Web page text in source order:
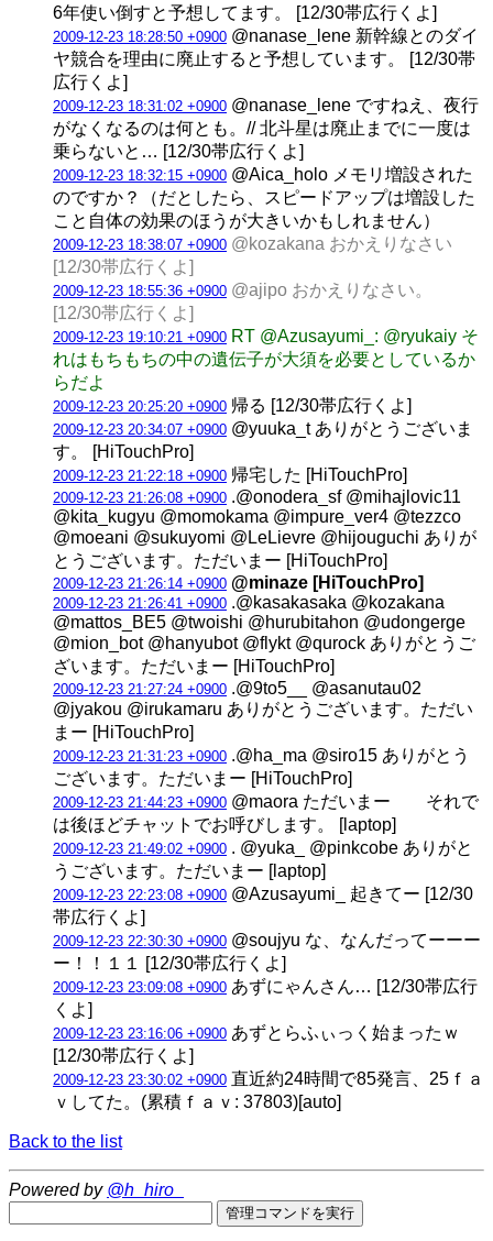
6年使い倒すと予想してます。 [12/30帯広行くよ]
2009-12-23 18:28:50 +0900 @nanase_lene 新幹線とのダイ
ヤ競合を理由に廃止すると予想しています。 [12/30帯
広行くよ]
2009-12-23 18:31:02 +0900 @nanase_lene ですねえ、夜行
がなくなるのは何とも。// 北斗星は廃止までに一度は
乗らないと… [12/30帯広行くよ]
2009-12-23 18:32:15 +0900 @Aica_holo メモリ増設された
のですか？（だとしたら、スピードアップは増設した
こと自体の効果のほうが大きいかもしれません）
2009-12-23 18:38:07 +0900 @kozakana おかえりなさい
[12/30帯広行くよ]
2009-12-23 18:55:36 +0900 @ajipo おかえりなさい。
[12/30帯広行くよ]
2009-12-23 19:10:21 +0900 RT @Azusayumi_: @ryukaiy そ
れはもちもちの中の遺伝子が大須を必要としているか
らだよ
2009-12-23 20:25:20 +0900 帰る [12/30帯広行くよ]
2009-12-23 20:34:07 +0900 @yuuka_t ありがとうございま
す。 [HiTouchPro]
2009-12-23 21:22:18 +0900 帰宅した [HiTouchPro]
2009-12-23 21:26:08 +0900 .@onodera_sf @mihajlovic11
@kita_kugyu @momokama @impure_ver4 @tezzco
@moeani @sukuyomi @LeLievre @hijouguchi ありが
とうございます。ただいまー [HiTouchPro]
2009-12-23 21:26:14 +0900 @minaze [HiTouchPro]
2009-12-23 21:26:41 +0900 .@kasakasaka @kozakana
@mattos_BE5 @twoishi @hurubitahon @udongerge
@mion_bot @hanyubot @flykt @qurock ありがとうご
ざいます。ただいまー [HiTouchPro]
2009-12-23 21:27:24 +0900 .@9to5__ @asanutau02
@jyakou @irukamaru ありがとうございます。ただい
まー [HiTouchPro]
2009-12-23 21:31:23 +0900 .@ha_ma @siro15 ありがとう
ございます。ただいまー [HiTouchPro]
2009-12-23 21:44:23 +0900 @maora ただいまー それで
は後ほどチャットでお呼びします。 [laptop]
2009-12-23 21:49:02 +0900 . @yuka_ @pinkcobe ありがと
うございます。ただいまー [laptop]
2009-12-23 22:23:08 +0900 @Azusayumi_ 起きてー [12/30
帯広行くよ]
2009-12-23 22:30:30 +0900 @soujyu な、なんだってーーー
ー！！１１ [12/30帯広行くよ]
2009-12-23 23:09:08 +0900 あずにゃんさん… [12/30帯広行
くよ]
2009-12-23 23:16:06 +0900 あずとらふぃっく始まったｗ
[12/30帯広行くよ]
2009-12-23 23:30:02 +0900 直近約24時間で85発言、25ｆａ
ｖしてた。(累積ｆａｖ: 37803)[auto]
Back to the list
Powered by @h_hiro_